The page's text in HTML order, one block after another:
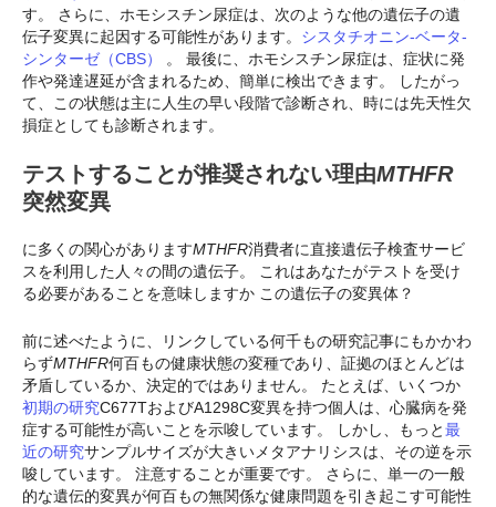
す。 さらに、ホモシスチン尿症は、次のような他の遺伝子の遺
伝子変異に起因する可能性があります。 シスタチオニン-ベータ-
シンターゼ（CBS）
。 最後に、ホモシスチン尿症は、症状に発
作や発達遅延が含まれるため、簡単に検出できます。 したがっ
て、この状態は主に人生の早い段階で診断され、時には先天性欠
損症としても診断されます。
テストすることが推奨されない理由MTHFR
突然変異
に多くの関心がありますMTHFR消費者に直接遺伝子検査サービ
スを利用した人々の間の遺伝子。 これはあなたがテストを受け
る必要があることを意味しますか この遺伝子の変異体？
前に述べたように、リンクしている何千もの研究記事にもかかわ
らずMTHFR何百もの健康状態の変種であり、証拠のほとんどは
矛盾しているか、決定的ではありません。 たとえば、いくつか
初期の研究C677TおよびA1298C変異を持つ個人は、心臓病を発
症する可能性が高いことを示唆しています。 しかし、もっと最
近の研究サンプルサイズが大きいメタアナリシスは、その逆を示
唆しています。 注意することが重要です。 さらに、単一の一般
的な遺伝的変異が何百もの無関係な健康問題を引き起こす可能性